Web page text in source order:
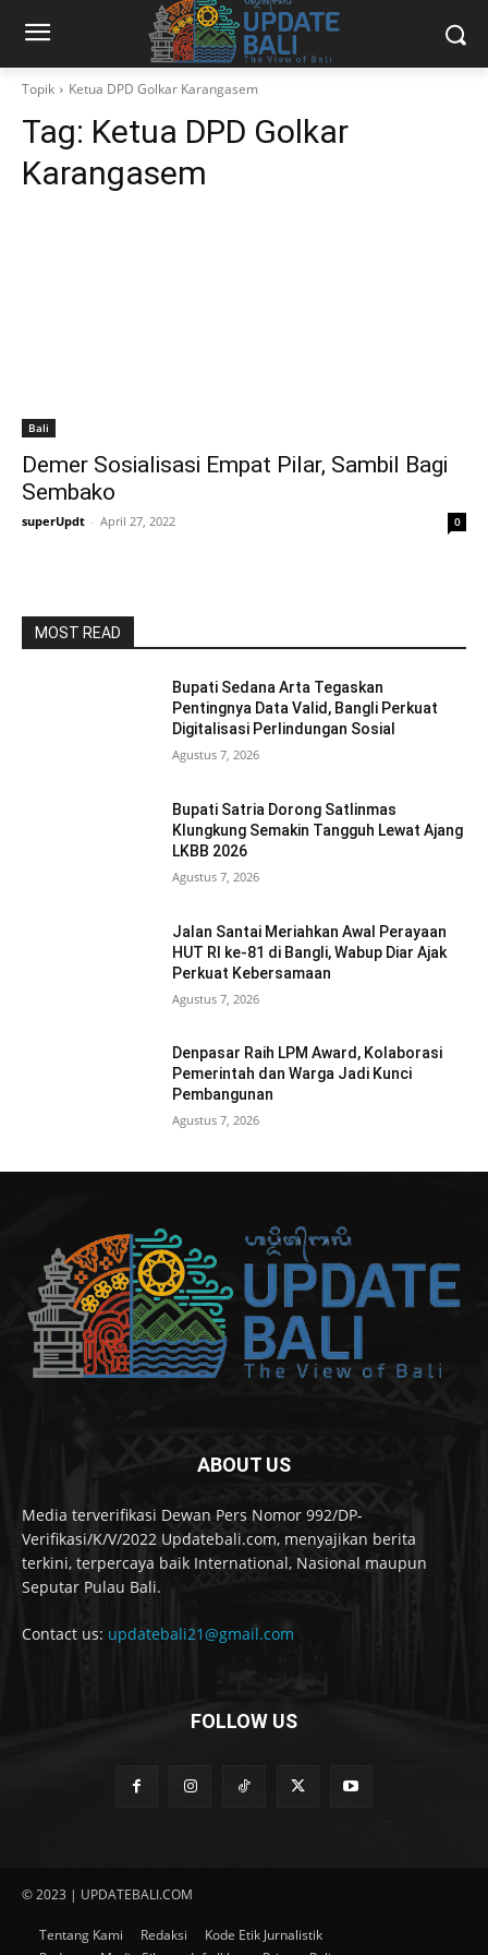
Topik Ketua DPD Golkar Karangasem
Tag: Ketua DPD Golkar
Karangasem
Bali
Demer Sosialisasi Empat Pilar, Sambil Bagi
Sembako
superUpdt - April 27, 2022 0
MOST READ
Bupati Sedana Arta Tegaskan
Pentingnya Data Valid, Bangli Perkuat
Digitalisasi Perlindungan Sosial
Agustus 7, 2026
Bupati Satria Dorong Satlinmas
Klungkung Semakin Tangguh Lewat Ajang
LKBB 2026
Agustus 7, 2026
Jalan Santai Meriahkan Awal Perayaan
HUT RI ke-81 di Bangli, Wabup Diar Ajak
Perkuat Kebersamaan
Agustus 7, 2026
Denpasar Raih LPM Award, Kolaborasi
Pemerintah dan Warga Jadi Kunci
Pembangunan
Agustus 7, 2026
ABOUT US
Media terverifikasi Dewan Pers Nomor 992/DP-
Verifikasi/K/V/2022 Updatebali.com, menyajikan berita
terkini, terpercaya baik International, Nasional maupun
Seputar Pulau Bali.
Contact us: updatebali21@gmail.com
FOLLOW US
© 2023 | UPDATEBALI.COM
Tentang Kami Redaksi
Kode Etik Jurnalistik